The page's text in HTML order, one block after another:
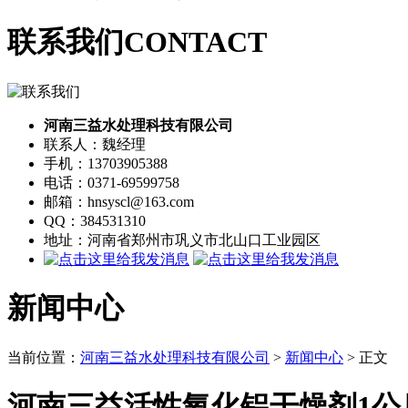
联系我们CONTACT
河南三益水处理科技有限公司
联系人：魏经理
手机：13703905388
电话：0371-69599758
邮箱：hnsyscl@163.com
QQ：384531310
地址：河南省郑州市巩义市北山口工业园区
新闻中心
当前位置： 河南三益水处理科技有限公司 > 新闻中心 > 正文